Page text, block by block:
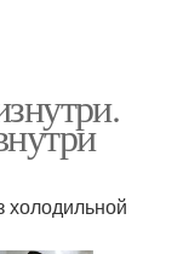
холодильной